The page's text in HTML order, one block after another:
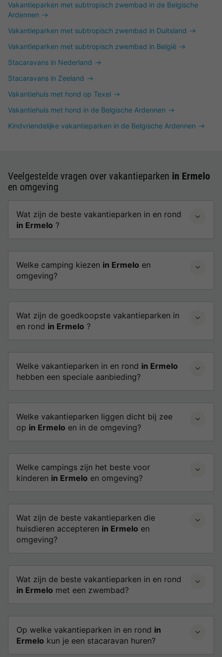
Vakantieparken met subtropisch zwembad in de Belgische
Ardennen
Vakantieparken met subtropisch zwembad in Duitsland
Vakantieparken met subtropisch zwembad in België
Stacaravans in Nederland
Stacaravans in Zeeland
Vakantiehuis met hond op Texel
Vakantiehuis met hond in de Belgische Ardennen
Kindvriendelijke vakantieparken in de Belgische Ardennen
Veelgestelde vragen over vakantieparken in Ermelo
en omgeving
Wat zijn de beste vakantieparken in en rond
in Ermelo ?
Welke camping kiezen in Ermelo en
omgeving?
Wat zijn de goedkoopste vakantieparken in
en rond in Ermelo ?
Welke vakantieparken in en rond in Ermelo
hebben een speciale aanbieding?
Welke vakantieparken liggen dicht bij zee
op in Ermelo en in de omgeving?
Welke campings zijn het beste voor
kinderen in Ermelo en omgeving?
Wat zijn de beste vakantieparken die
huisdieren accepteren in Ermelo en
omgeving?
Wat zijn de beste vakantieparken in en rond
in Ermelo met een zwembad?
Op welke vakantieparken in en rond in
Ermelo kun je een stacaravan huren?